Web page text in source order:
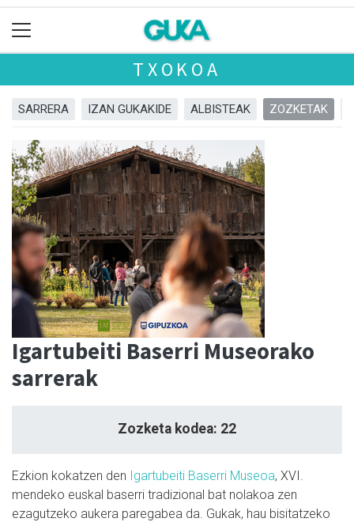
TXOKOA
SARRERA IZAN GUKAKIDE ALBISTEAK ZOZKETAK
Igartubeiti Baserri Museorako
sarrerak
Zozketa kodea: 22
Ezkion kokatzen den Igartubeiti Baserri Museoa, XVI.
mendeko euskal baserri tradizional bat nolakoa zen
ezagutzeko aukera paregabea da. Gukak, hau bisitatzeko